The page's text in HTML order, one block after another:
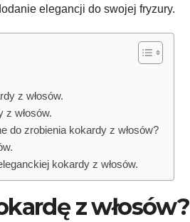
elegancji do swojej fryzury.
z włosów.
z włosów.
do zrobienia kokardy z włosów?
kokardy z włosów.
z włosów?